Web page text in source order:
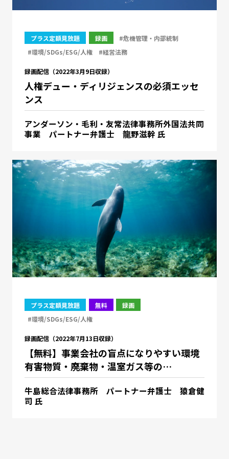
プラス定額見放題 録画
#危機管理・内部統制
#環境/SDGs/ESG/人権
#経営法務
録画配信（2022年3月9日収録）
人権デュー・ディリジェンスの必須エッセ
ンス
アンダーソン・毛利・友常法律事務所外国法共同
事業 パートナー弁護士 龍野滋幹 氏
プラス定額見放題 無料
録画
#環境/SDGs/ESG/人権
録画配信（2022年7月13日収録）
【無料】事業会社の盲点になりやすい環境
有害物質・廃棄物・温室ガス等の…
牛島総合法律事務所 パートナー弁護士 猿倉健
司 氏